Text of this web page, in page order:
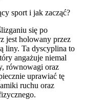
sport i jak zacząć?
się po
jest holowany przez
liny. Ta dyscyplina to
angażuje niemal
równowagi oraz
uprawiać tę
ruchu oraz